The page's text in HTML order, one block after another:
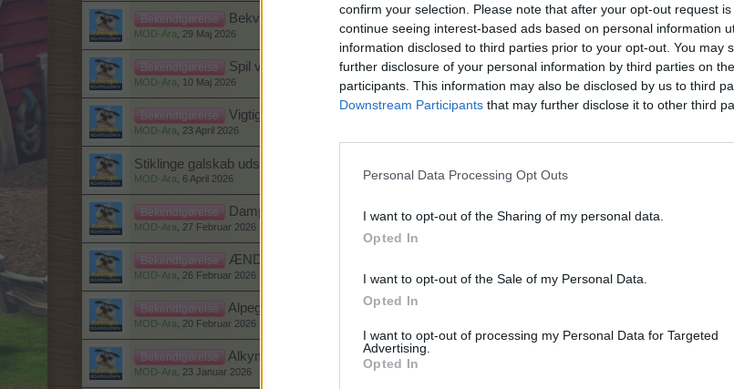
confirm your selection. Please note that after your opt-out request
continue seeing interest-based ads based on personal information
information disclosed to third parties prior to your opt-out. You may
further disclosure of your personal information by third parties on
participants. This information may also be disclosed by us to third
Downstream Participants that may further disclose it to other third
Personal Data Processing Opt Outs
I want to opt-out of the Sharing of my personal data.
Opted In
I want to opt-out of the Sale of my Personal Data.
Opted In
I want to opt-out of processing my Personal Data for Targeted
Advertising.
Opted In
Bekendtgørelse Bekvemmeligheds opdatering
MOD-Ara 29 Maj 2026
Bekendtgørelse Spil vedligeholdelse
MOD-Ara 10 Maj 2026
Bekendtgørelse Vigtig information om fremtidig enhedskompatabilitet
MOD-Ara 23 April 2026
Stiklinge galskab udsat.
MOD-Ara 6 April 2026
Bekendtgørelse Damp Farmerhjul opdatering problem
MOD-Ara 27 Februar 2026
Bekendtgørelse ÆNDRING! Et studie i ost
MOD-Ara 26 Februar 2026
Bekendtgørelse Alpeglød hytte kompensation
MOD-Ara 20 Februar 2026
Bekendtgørelse Alkymistbryg - Fødselsdags event
MOD-Ara 23 Januar 2026